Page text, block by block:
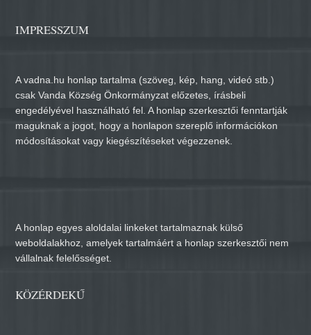
IMPRESSZUM
A vadna.hu honlap tartalma (szöveg, kép, hang, videó stb.)
csak Vanda Község Önkormányzat előzetes, írásbeli
engedélyével használható fel. A honlap szerkesztői fenntartják
maguknak a jogot, hogy a honlapon szereplő információkon
módosításokat vagy kiegészítéseket végezzenek.
A honlap egyes aloldalai linkeket tartalmaznak külső
weboldalakhoz, amelyek tartalmáért a honlap szerkesztői nem
vállalnak felelősséget.
KÖZÉRDEKŰ